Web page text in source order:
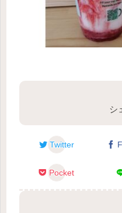
シ
Twitter
Pocket